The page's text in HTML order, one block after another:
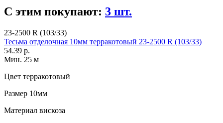
С этим покупают: 3 шт.
23-2500 R (103/33)
Тесьма отделочная 10мм терракотовый 23-2500 R (103/33)
54.39 р.
Мин. 25 м
Цвет терракотовый
Размер 10мм
Материал вискоза